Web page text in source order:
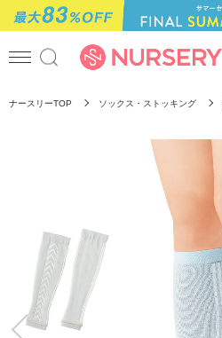
ナースリーTOP ソックス・ストッキング